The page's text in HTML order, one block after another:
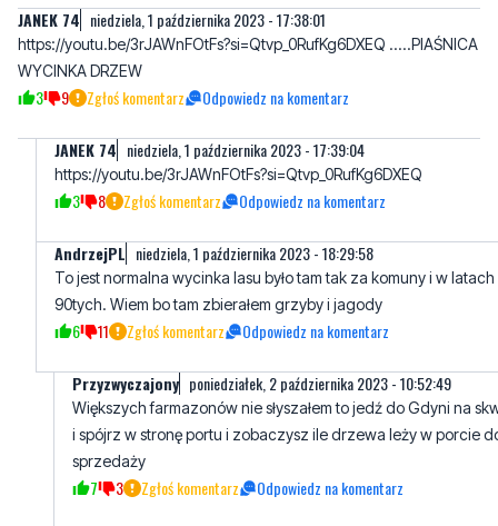
JANEK 74 niedziela, 1 października 2023 - 17:38:01
https://youtu.be/3rJAWnFOtFs?si=Qtvp_0RufKg6DXEQ .....PIAŚNICA
WYCINKA DRZEW
3 9 Zgłoś komentarz Odpowiedz na komentarz
JANEK 74 niedziela, 1 października 2023 - 17:39:04
https://youtu.be/3rJAWnFOtFs?si=Qtvp_0RufKg6DXEQ
3 8 Zgłoś komentarz Odpowiedz na komentarz
AndrzejPL niedziela, 1 października 2023 - 18:29:58
To jest normalna wycinka lasu było tam tak za komuny i w latach
90tych. Wiem bo tam zbierałem grzyby i jagody
6 11 Zgłoś komentarz Odpowiedz na komentarz
Przyzwyczajony poniedziałek, 2 października 2023 - 10:52:49
Większych farmazonów nie słyszałem to jedź do Gdyni na
i spójrz w stronę portu i zobaczysz ile drzewa leży w porcie
sprzedaży
7 3 Zgłoś komentarz Odpowiedz na komentarz